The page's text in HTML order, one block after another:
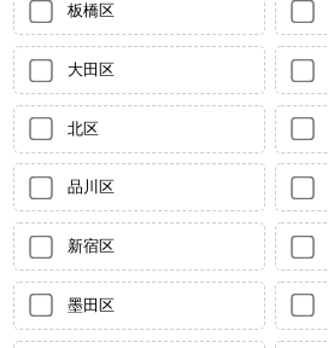
板橋区
大田区
北区
品川区
新宿区
墨田区